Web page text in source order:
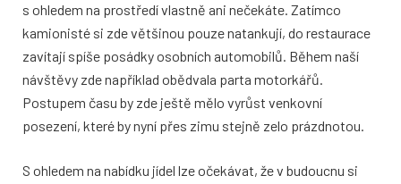
s ohledem na prostředí vlastně ani nečekáte. Zatímco
kamionisté si zde většinou pouze natankují, do restaurace
zavítají spíše posádky osobních automobilů. Během naší
návštěvy zde například obědvala parta motorkářů.
Postupem času by zde ještě mělo vyrůst venkovní
posezení, které by nyní přes zimu stejně zelo prázdnotou.
S ohledem na nabídku jídel lze očekávat, že v budoucnu si